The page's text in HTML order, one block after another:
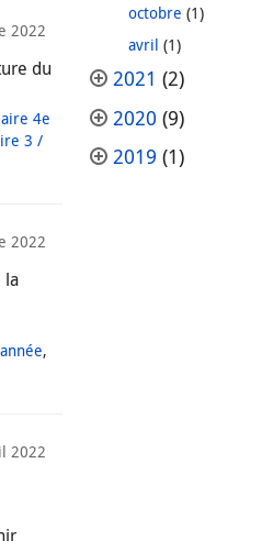
2022
du
4e
3 /
2022
la
,
2022
octobre (1)
avril (1)
2021 (2)
2020 (9)
2019 (1)